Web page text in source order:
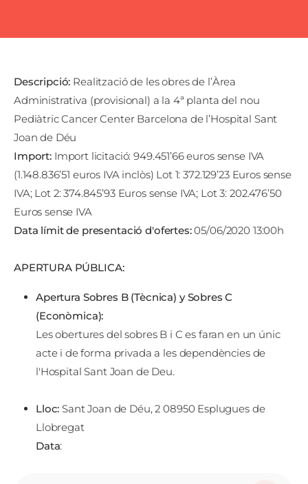
Descripció: Realització de les obres de l’Àrea
Administrativa (provisional) a la 4ª planta del nou
Pediàtric Cancer Center Barcelona de l’Hospital Sant
Joan de Déu
Import:Import licitació: 949.451’66 euros sense IVA
(1.148.836’51 euros IVA inclòs) Lot 1: 372.129’23 Euros sense
IVA; Lot 2: 374.845’93 Euros sense IVA; Lot 3: 202.476’50
Euros sense IVA
Data límit de presentació d'ofertes:05/06/2020 13:00h
APERTURA PÚBLICA:
Apertura Sobres B (Tècnica) y Sobres C
(Econòmica):
Les obertures del sobres B i C es faran en un únic
acte i de forma privada a les dependències de
l'Hospital Sant Joan de Deu.
Lloc: Sant Joan de Déu, 2 08950 Esplugues de
Llobregat
Data: